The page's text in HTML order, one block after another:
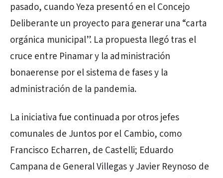
pasado, cuando Yeza presentó en el Concejo
Deliberante un proyecto para generar una “carta
orgánica municipal”. La propuesta llegó tras el
cruce entre Pinamar y la administración
bonaerense por el sistema de fases y la
administración de la pandemia.
La iniciativa fue continuada por otros jefes
comunales de Juntos por el Cambio, como
Francisco Echarren, de Castelli; Eduardo
Campana de General Villegas y Javier Reynoso de